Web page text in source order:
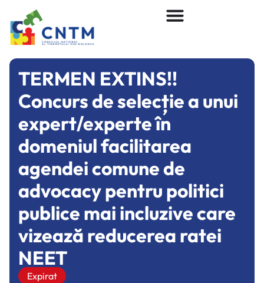
TERMEN EXTINS!!
Concurs de selecție a unui
expert/experte în
domeniul facilitarea
agendei comune de
advocacy pentru politici
publice mai incluzive care
vizează reducerea ratei
NEET
Expirat